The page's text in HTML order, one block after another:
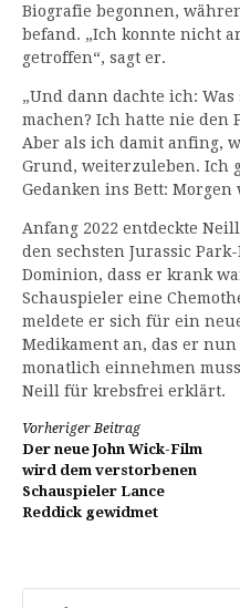
Biografie begonnen,
befand. „Ich konnte nicht
getroffen“, sagt er.
„Und dann dachte ich:
machen? Ich hatte nie den
Aber als ich damit anfing,
Grund, weiterzuleben. Ich
Gedanken ins Bett:
Anfang 2022 entdeckte
den sechsten Jurassic
Dominion, dass er krank
Schauspieler eine
meldete er sich für ein
Medikament an, das er
monatlich einnehmen
Neill für krebsfrei erklärt.
Weiterlesen
Vorheriger Beitrag
Der neue John Wick-Film
wird dem verstorbenen
Schauspieler Lance
Reddick gewidmet